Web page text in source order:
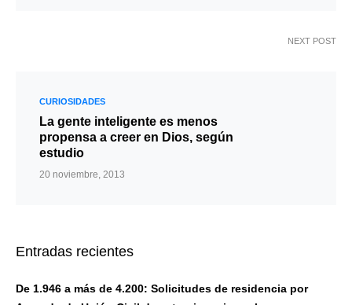
NEXT POST
CURIOSIDADES
La gente inteligente es menos
propensa a creer en Dios, según
estudio
20 noviembre, 2013
Entradas recientes
De 1.946 a más de 4.200: Solicitudes de residencia por